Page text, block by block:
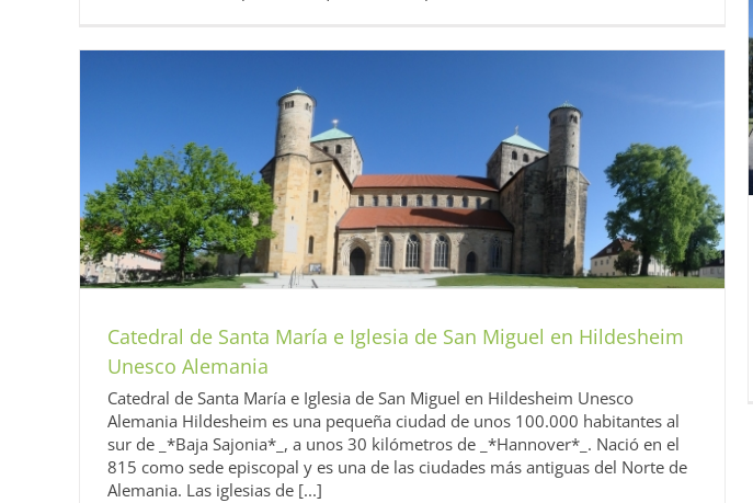
Fábrica de Fagus en Alfeld Unesco Alemania
Alemania Diarios 2014 UNESCO Alemania Europa Unesco
Catedral de Santa María e Iglesia de San Miguel en Hildesheim
Unesco Alemania
Catedral de Santa María e Iglesia de San Miguel en Hildesheim Unesco
Alemania Hildesheim es una pequeña ciudad de unos 100.000 habitantes al
sur de _*Baja Sajonia*_, a unos 30 kilómetros de _*Hannover*_. Nació en el
815 como sede episcopal y es una de las ciudades más antiguas del Norte de
Alemania. Las iglesias de [...]